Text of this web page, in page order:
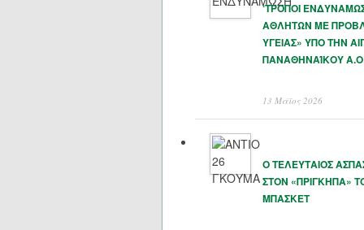
‘ΤΡΟΠΟΙ
ΑΘΛΗΤΩΝ ΜΕ
ΥΓΕΙΑΣ» ΥΠΟ ΤΗΝ
ΠΑΝΑΘΗΝΑΊΚΟΥ Α.Ο
13 Μάϊος 2026
Ο ΤΕΛΕΥΤΑΙΟΣ
ΣΤΟΝ «ΠΡΙΓΚΗΠΑ»
ΜΠΑΣΚΕΤ